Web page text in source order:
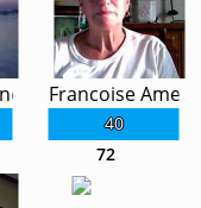
40
Francoise Ameline
72